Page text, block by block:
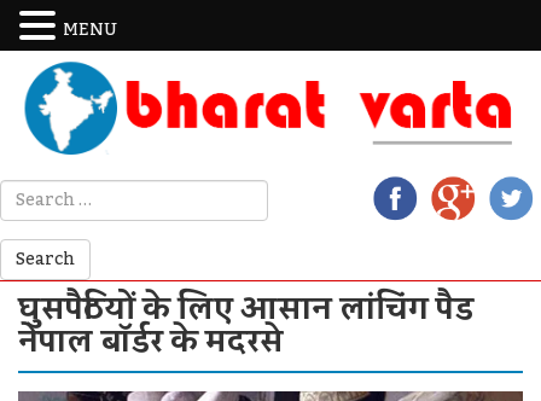
घुसपैठियों के लिए आसान लांचिंग पैड
नेपाल बॉर्डर के मदरसे
MENU